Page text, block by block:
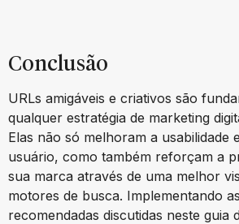
Conclusão
URLs amigáveis e criativos são
qualquer estratégia de marketing
Elas não só melhoram a usabilidade
usuário, como também reforçam a
sua marca através de uma melhor
motores de busca. Implementando
recomendadas discutidas neste guia